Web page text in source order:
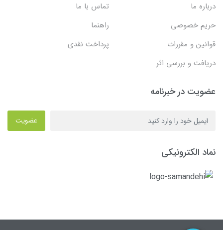
درباره ما
تماس با ما
حریم خصوصی
راهنما
قوانین و مقررات
پرداخت نقدی
دریافت و بررسی اثر
عضویت در خبرنامه
عضویت
نماد الکترونیکی